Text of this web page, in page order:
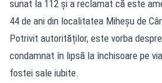
sunat la 112 și a reclamat că este
44 de ani din localitatea Miheșu de
Potrivit autorităților, este vorba
condamnat în lipsă la închisoare pe
fostei sale iubite.